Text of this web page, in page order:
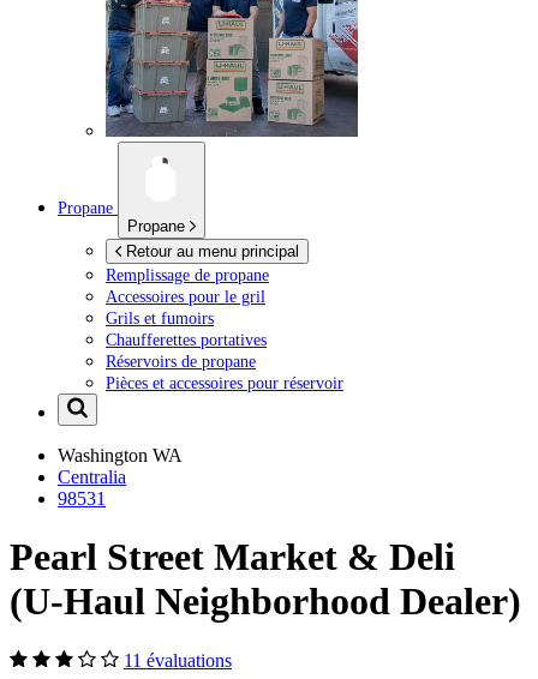
Propane
Propane
Retour au menu principal
Remplissage de propane
Accessoires pour le gril
Grils et fumoirs
Chaufferettes portatives
Réservoirs de propane
Pièces et accessoires pour réservoir
Washington WA
Centralia
98531
Pearl Street Market & Deli
(U-Haul Neighborhood Dealer)
11 évaluations